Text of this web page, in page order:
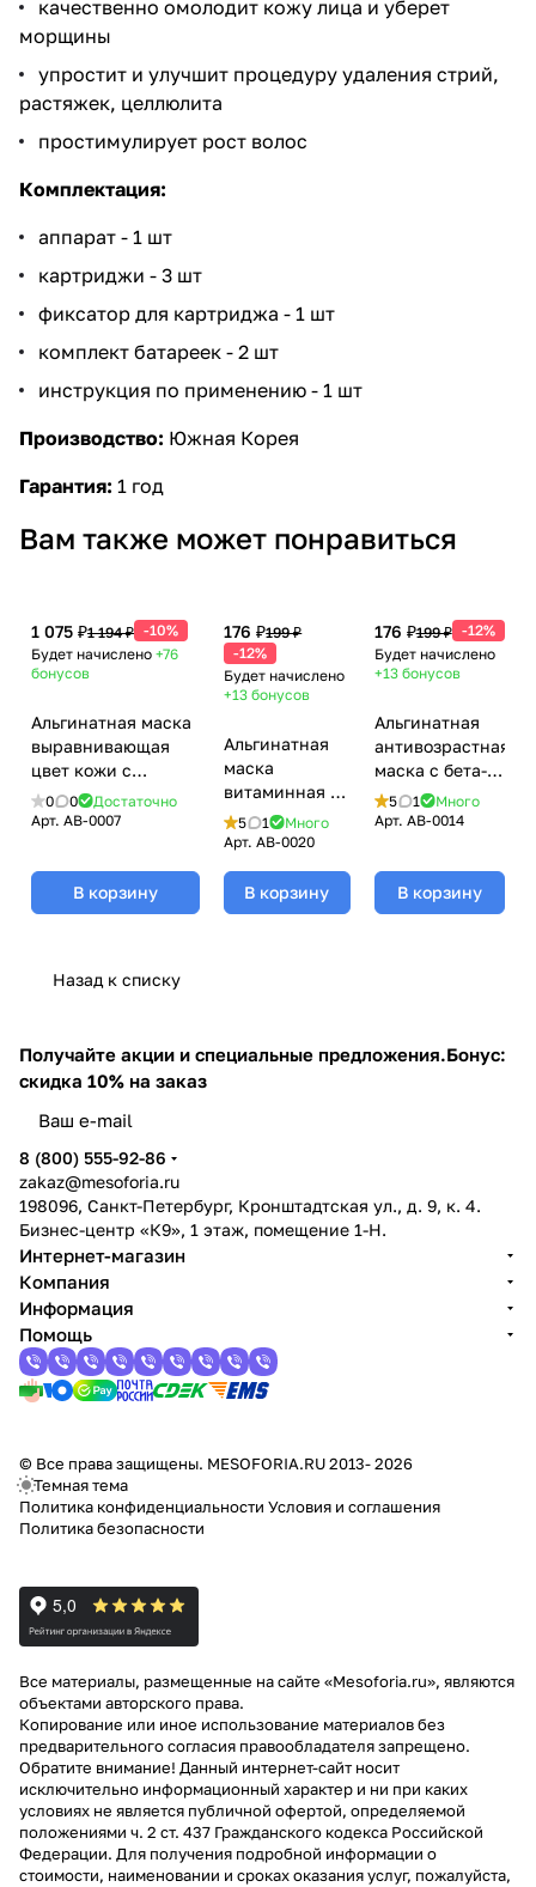
качественно омолодит кожу лица и уберет
морщины
упростит и улучшит процедуру удаления стрий,
растяжек, целлюлита
простимулирует рост волос
Комплектация:
аппарат - 1 шт
картриджи - 3 шт
фиксатор для картриджа - 1 шт
комплект батареек - 2 шт
инструкция по применению - 1 шт
Производство: Южная Корея
Гарантия: 1 год
Вам также может понравиться
1 075 ₽1 194 ₽ -10%
Будет начислено +76
бонусов
Альгинатная маска
выравнивающая
цвет кожи с
клубникой /
Antipigment
6*30 гр
0 0
Достаточно
Арт. AB-0007
В корзину
176 ₽199 ₽
-12%
Будет начислено
+13 бонусов
Альгинатная
маска
витаминная с
ацеролой /
Vitamin Coctail
BeASKO - 30 гр
5 1
Много
Арт.AB-0020
В корзину
176 ₽199 ₽ -12%
Будет начислено
+13 бонусов
Альгинатная
антивозрастная
маска с бета-
пролином /
Anti-Age
5 1
Много
Арт. AB-0014
В корзину
Назад к списку
Получайте акции и специальные предложения.Бонус:
скидка 10% на заказ
8 (800) 555-92-86
zakaz@mesoforia.ru
198096, Санкт-Петербург, Кронштадтская ул., д. 9, к. 4.
Бизнес-центр «К9», 1 этаж, помещение 1-Н.
Интернет-магазин
Компания
Информация
Помощь
© Все права защищены. MESOFORIA.RU 2013- 2026
Темная тема
Политика конфиденциальности Условия и соглашения
Политика безопасности
Все материалы, размещенные на сайте «Mesoforia.ru», являются
объектами авторского права.
Копирование или иное использование материалов без
предварительного согласия правообладателя запрещено.
Обратите внимание! Данный интернет-сайт носит
исключительно информационный характер и ни при каких
условиях не является публичной офертой, определяемой
положениями ч. 2 ст. 437 Гражданского кодекса Российской
Федерации. Для получения подробной информации о
стоимости, наименовании и сроках оказания услуг, пожалуйста,